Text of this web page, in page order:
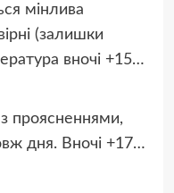
мінлива
(залишки
вночі +15…
проясненнями,
дня. Вночі +17…